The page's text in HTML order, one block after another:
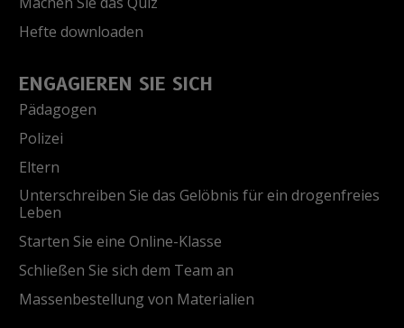
Hefte downloaden
ENGAGIEREN SIE SICH
Pädagogen
Polizei
Eltern
Unterschreiben Sie das Gelöbnis für ein drogenfreies
Leben
Starten Sie eine Online-Klasse
Schließen Sie sich dem Team an
Massenbestellung von Materialien